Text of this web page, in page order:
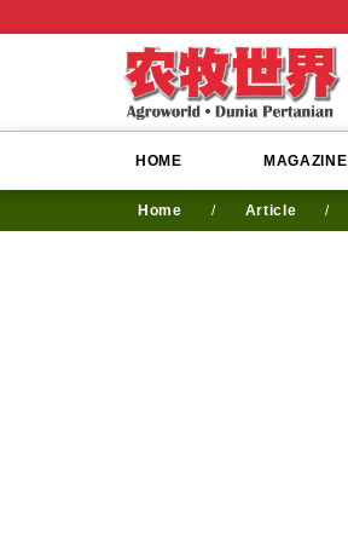
HOME MAGAZINE
Home / Article /